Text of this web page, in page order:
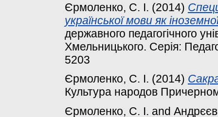
Єрмоленко, С. І. (2014)
української мови як
державного педагогічного
Хмельницького. Серія:
5203
Єрмоленко, С. І. (2014)
Культура народов
Єрмоленко, С. І. and